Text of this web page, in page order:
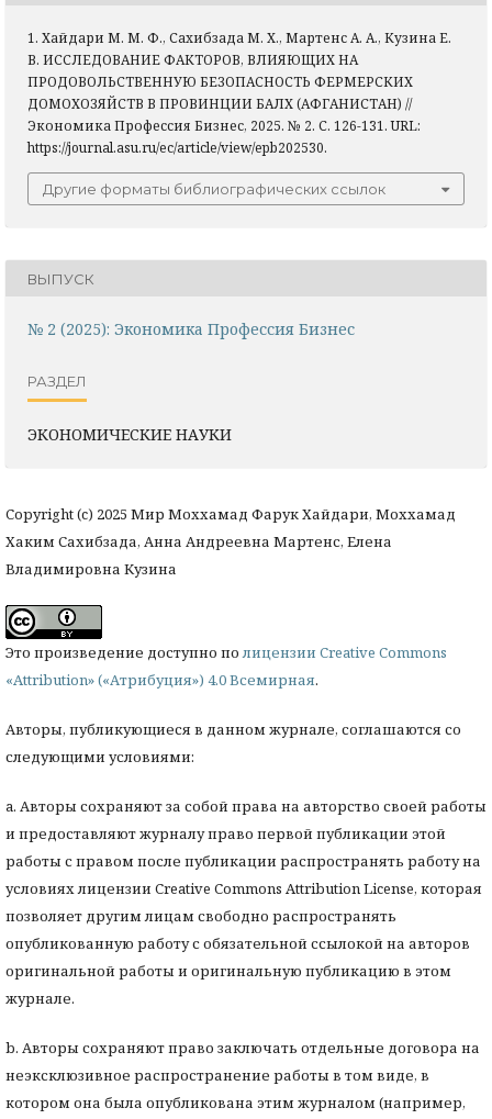
1. Хайдари М. М. Ф., Сахибзада М. Х., Мартенс А. А., Кузина Е.
В. ИССЛЕДОВАНИЕ ФАКТОРОВ, ВЛИЯЮЩИХ НА
ПРОДОВОЛЬСТВЕННУЮ БЕЗОПАСНОСТЬ ФЕРМЕРСКИХ
ДОМОХОЗЯЙСТВ В ПРОВИНЦИИ БАЛХ (АФГАНИСТАН) //
Экономика Профессия Бизнес, 2025. № 2. С. 126-131. URL:
https://journal.asu.ru/ec/article/view/epb202530.
Другие форматы библиографических ссылок
ВЫПУСК
№ 2 (2025): Экономика Профессия Бизнес
РАЗДЕЛ
ЭКОНОМИЧЕСКИЕ НАУКИ
Copyright (c) 2025 Мир Моххамад Фарук Хайдари, Моххамад
Хаким Сахибзада, Анна Андреевна Мартенс, Елена
Владимировна Кузина
Это произведение доступно полицензии Creative Commons
«Attribution» («Атрибуция») 4.0 Всемирная.
Авторы, публикующиеся в данном журнале, соглашаются со
следующими условиями:
a. Авторы сохраняют за собой права на авторство своей работы
и предоставляют журналу право первой публикации этой
работы с правом после публикации распространять работу на
условиях лицензии Creative Commons Attribution License, которая
позволяет другим лицам свободно распространять
опубликованную работу с обязательной ссылокой на авторов
оригинальной работы и оригинальную публикацию в этом
журнале.
b. Авторы сохраняют право заключать отдельные договора на
неэксклюзивное распространение работы в том виде, в
котором она была опубликована этим журналом (например,